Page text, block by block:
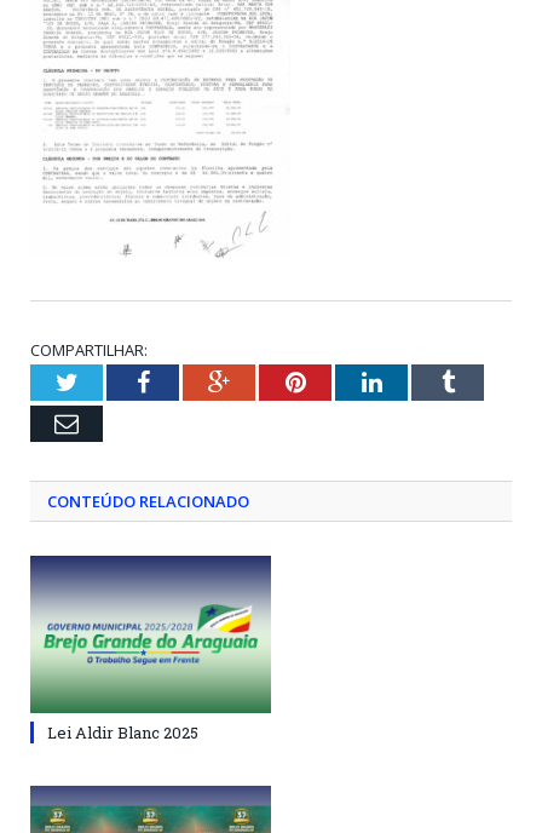
COMPARTILHAR:
TwitterFacebookGoogle+PinterestLinkedInTumblr
Email
CONTEÚDO RELACIONADO
Lei Aldir Blanc 2025